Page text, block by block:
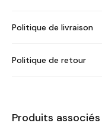
Politique de livraison
Politique de retour
Produits associés